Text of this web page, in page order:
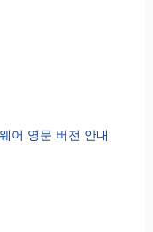
어 영문 버전 안내